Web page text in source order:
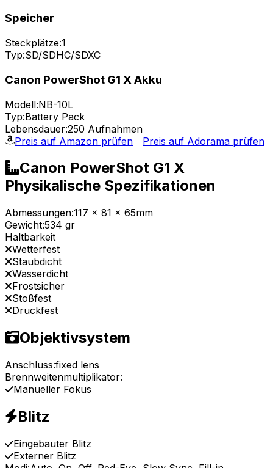
Speicher
Steckplätze:1
Typ:SD/SDHC/SDXC
Canon PowerShot G1 X Akku
Modell:NB-10L
Typ:Battery Pack
Lebensdauer:250 Aufnahmen
Preis auf Amazon prüfen
Preis auf Adorama prüfen
Canon PowerShot G1 X
Physikalische Spezifikationen
Abmessungen:117 x 81 x 65mm
Gewicht:534 gr
Haltbarkeit
Wetterfest
Staubdicht
Wasserdicht
Frostsicher
Stoßfest
Druckfest
Objektivsystem
Anschluss:fixed lens
Brennweitenmultiplikator:
Manueller Fokus
Blitz
Eingebauter Blitz
Externer Blitz